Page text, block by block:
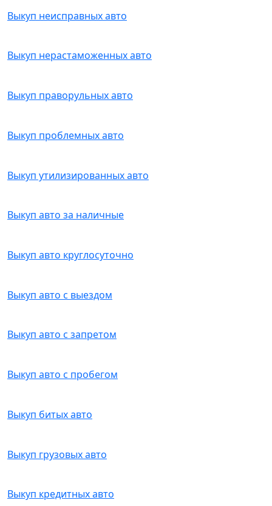
Выкуп неисправных авто
Выкуп нерастаможенных авто
Выкуп праворульных авто
Выкуп проблемных авто
Выкуп утилизированных авто
Выкуп авто за наличные
Выкуп авто круглосуточно
Выкуп авто с выездом
Выкуп авто с запретом
Выкуп авто с пробегом
Выкуп битых авто
Выкуп грузовых авто
Выкуп кредитных авто